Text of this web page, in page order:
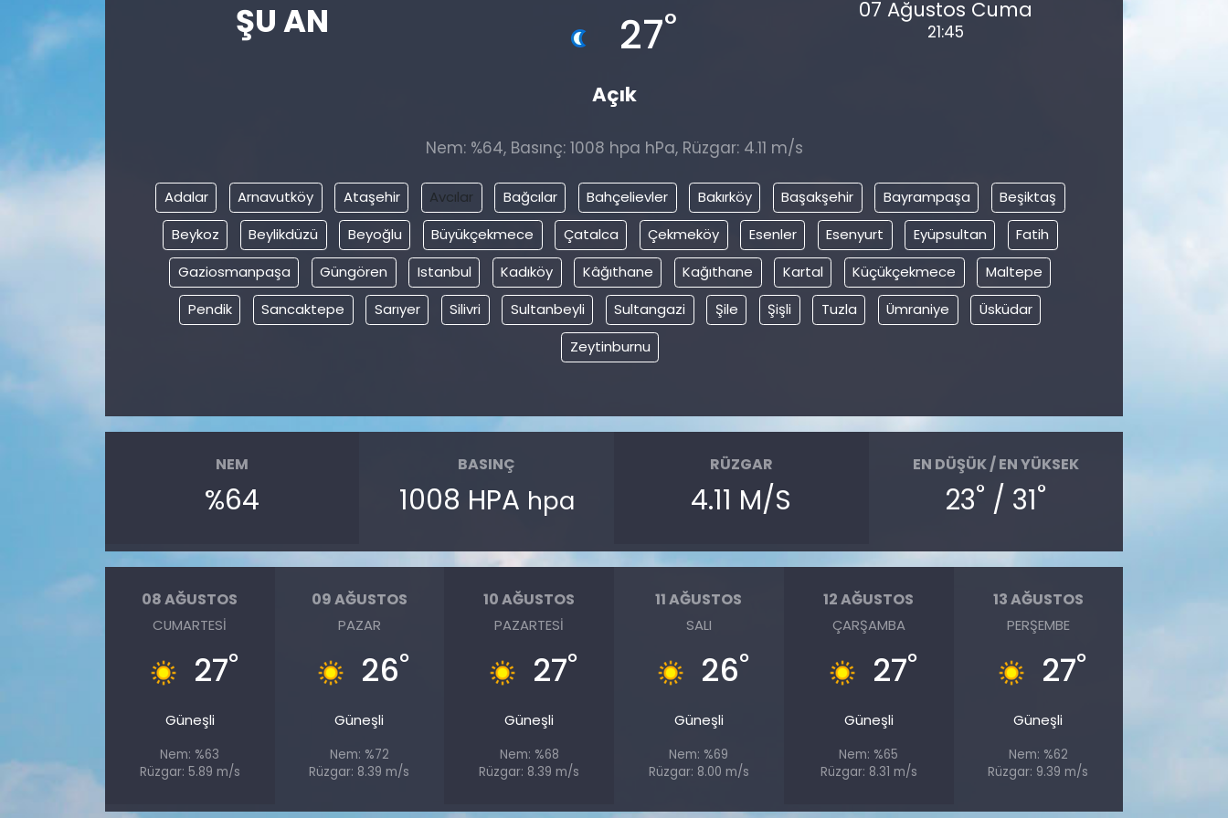
ŞU AN 27°
Açık
07 Ağustos Cuma
21:45
Nem: %64, Basınç: 1008 hpa hPa, Rüzgar: 4.11 m/s
Adalar Arnavutköy Ataşehir Avcılar Bağcılar Bahçelievler Bakırköy Başakşehir Bayrampaşa
Beşiktaş
Beykoz
Beylikdüzü Beyoğlu Büyükçekmece Çatalca Çekmeköy Esenler Esenyurt Eyüpsultan
Fatih
Gaziosmanpaşa
Güngören Istanbul Kadıköy Kâğıthane Kağıthane Kartal Küçükçekmece
Maltepe
Pendik
Sancaktepe Sarıyer Silivri Sultanbeyli Sultangazi Şile Şişli Tuzla Ümraniye
Üsküdar
Zeytinburnu
NEM
%64
BASINÇ
1008 HPA hpa
RÜZGAR
4.11 M/S
EN DÜŞÜK / EN YÜKSEK
23° / 31°
08 AĞUSTOS
CUMARTESI
27°
Güneşli
Nem: %63
Rüzgar: 5.89 m/s
09 AĞUSTOS
PAZAR
26°
Güneşli
Nem: %72
Rüzgar: 8.39 m/s
10 AĞUSTOS
PAZARTESI
27°
Güneşli
Nem: %68
Rüzgar: 8.39 m/s
11 AĞUSTOS
SALI
26°
Güneşli
Nem: %69
Rüzgar: 8.00 m/s
12 AĞUSTOS
ÇARŞAMBA
27°
Güneşli
Nem: %65
Rüzgar: 8.31 m/s
13 AĞUSTOS
PERŞEMBE
27°
Güneşli
Nem: %62
Rüzgar: 9.39 m/s
Gündem
Kültür Sanat
Nöbetçi Eczaneler